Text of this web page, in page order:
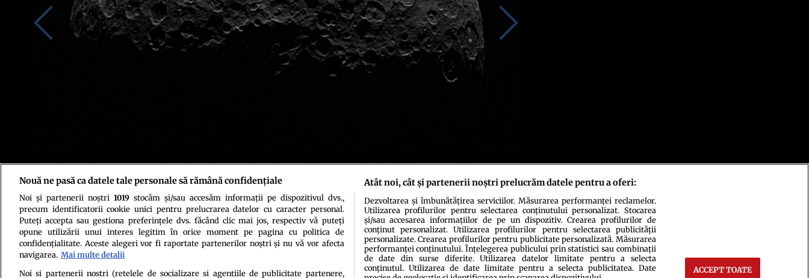
Sursa foto: Profimedia/NASA
Nouă ne pasă ca datele tale personale să rămână confidențiale
Noi și partenerii noștri 1019stocăm și/sau accesăm informații pe dispozitivul dvs.,
precum identificatorii cookie unici pentru prelucrarea datelor cu caracter personal.
Puteți accepta sau gestiona preferințele dvs. făcând clic mai jos, respectiv vă puteți
opune utilizării unui interes legitim în orice moment pe pagina cu politica de
confidențialitate. Aceste alegeri vor fi raportate partenerilor noștri și nu vă vor afecta
navigarea. Mai multe detalii
Noi si partenerii nostri (retelele de socializare si agentiile de publicitate partenere,
Atât noi, cât și partenerii noștri prelucrăm datele pentru a oferi:
Dezvoltarea și îmbunătățirea serviciilor. Măsurarea performanței reclamelor.
Utilizarea profilurilor pentru selectarea conținutului personalizat. Stocarea
și/sau accesarea informațiilor de pe un dispozitiv. Crearea profilurilor de
conținut personalizat. Utilizarea profilurilor pentru selectarea publicității
personalizate. Crearea profilurilor pentru publicitate personalizată. Măsurarea
performanței conținutului. Înțelegerea publicului prin statistici sau combinații
de date din surse diferite. Utilizarea datelor limitate pentru a selecta
conținutul. Utilizarea de date limitate pentru a selecta publicitatea. Date
ACCEPT TOATE